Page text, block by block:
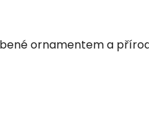
ornamentem a